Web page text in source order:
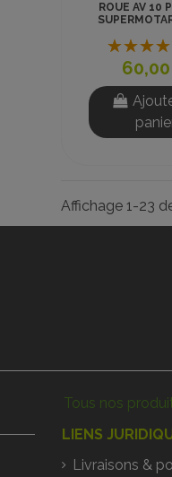
ROUE AV 10
Affichage 1-23
Tous nos
LIENS
Livraisons &